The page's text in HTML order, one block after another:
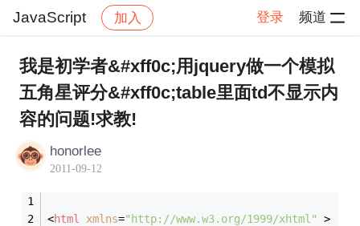
JavaScript 加入 登录 频道
社区 JavaScript 帖子详情
我是初学者&#xff0c;用jquery做一个模拟
五角星评分&#xff0c;table里面td不显示内
容的问题!求教!
honorlee
2011-09-12
<html xmlns="http://www.w3.org/1999/xhtml"
>